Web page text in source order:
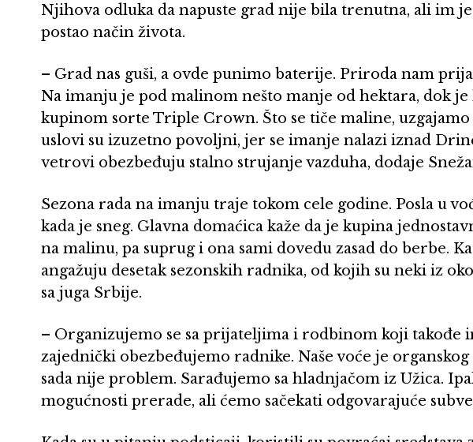
Njihova odluka da napuste grad nije bila trenutna, ali im
postao način života.
– Grad nas guši, a ovde punimo baterije. Priroda nam
Na imanju je pod malinom nešto manje od hektara, dok
kupinom sorte Triple Crown. Što se tiče maline,
uslovi su izuzetno povoljni, jer se imanje nalazi iznad
vetrovi obezbeđuju stalno strujanje vazduha, dodaje
Sezona rada na imanju traje tokom cele godine. Posla u
kada je sneg. Glavna domaćica kaže da je kupina
na malinu, pa suprug i ona sami dovedu zasad do berbe.
angažuju desetak sezonskih radnika, od kojih su neki iz
sa juga Srbije.
– Organizujemo se sa prijateljima i rodbinom koji takođe
zajednički obezbeđujemo radnike. Naše voće je organskog
sada nije problem. Sarađujemo sa hladnjačom iz Užica.
mogućnosti prerade, ali ćemo sačekati odgovarajuće